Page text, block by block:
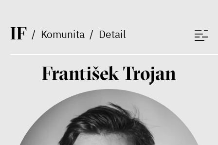
IF/ Komunita/ Detail
Nehrajeme o to, jaké peníze
budeme mít, ale čí budou, říká
ekonom Palanský
Miroslav Palanský, Petr Bittner
František Trojan